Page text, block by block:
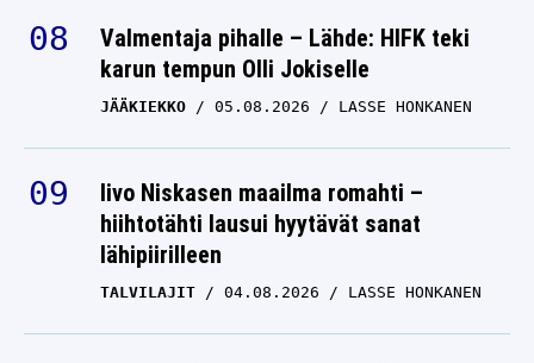
Valmentaja pihalle – Lähde: HIFK teki
karun tempun Olli Jokiselle
JÄÄKIEKKO 05.08.2026 LASSE HONKANEN
Iivo Niskasen maailma romahti –
hiihtotähti lausui hyytävät sanat
lähipiirilleen
TALVILAJIT 04.08.2026 LASSE HONKANEN